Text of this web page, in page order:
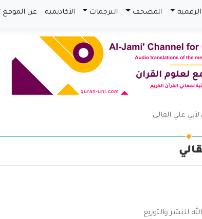
المصحف الترجمات الأكاديمية عن الموقع
علي القالي
للنشر والتوزيع